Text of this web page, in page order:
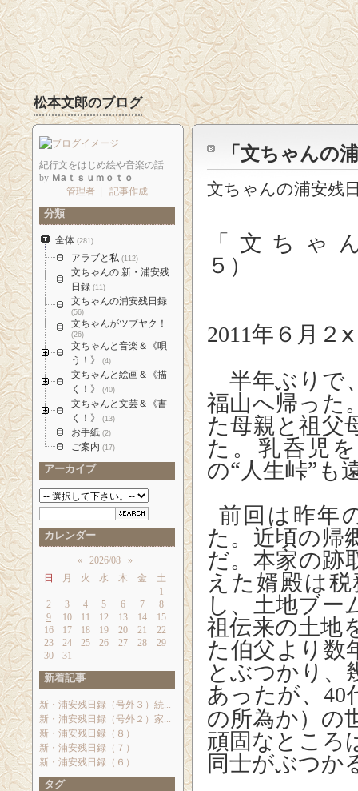
松本文郎のブログ
「文ちゃんの
文ちゃんの浦安残
「文ち
2011年６月２
半年ぶりで
福山へ帰った
た母親と祖父
た。乳呑児
の“人生峠”も
前回は昨年
た。近頃の帰
だ。本家の跡
えた婿殿は
し、土地ブー
祖伝来の土地
た伯父より数
とぶつかり、
あったが、40
の所為か）の
頑固なところ
同士がぶつか
紀行文をはじめ絵や音楽の話
by Ｍaｔｓｕｍｏｔｏ
管理者
記事作成
分類
全体 (281)
アラブと私 (112)
文ちゃんの 新・浦安残
日録 (11)
文ちゃんの浦安残日録
(56)
文ちゃんがツブヤク！
(26)
文ちゃんと音楽＆《唄
う！》
(4)
文ちゃんと絵画＆《描
く！》
(40)
文ちゃんと文芸＆《書
く！》
(13)
お手紙 (2)
ご案内 (17)
アーカイブ
カレンダー
« 2026/08
»
日
月 火 水 木 金
土
1
2
3 4 5 6 7
8
9
10 11 12 13 14
15
16
17 18 19 20 21
22
23
24 25 26 27 28
29
30
31
新着記事
新・浦安残日録（号外３）続...
新・浦安残日録（号外２）家...
新・浦安残日録（８）
新・浦安残日録（７）
新・浦安残日録（６）
タグ